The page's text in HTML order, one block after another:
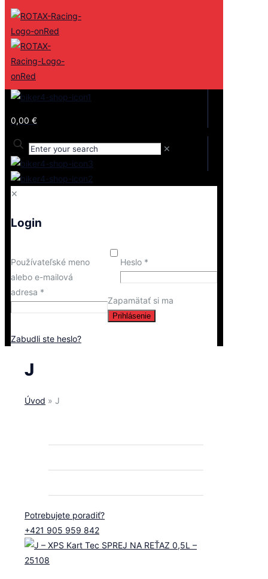
0,00 €
✕
✕
Login
Používateľské meno
alebo e-mailová
adresa *
Heslo *
Zapamätať si ma
Prihlásenie
Zabudli ste heslo?
J
Úvod » J
Potrebujete poradiť?
+421 905 959 842